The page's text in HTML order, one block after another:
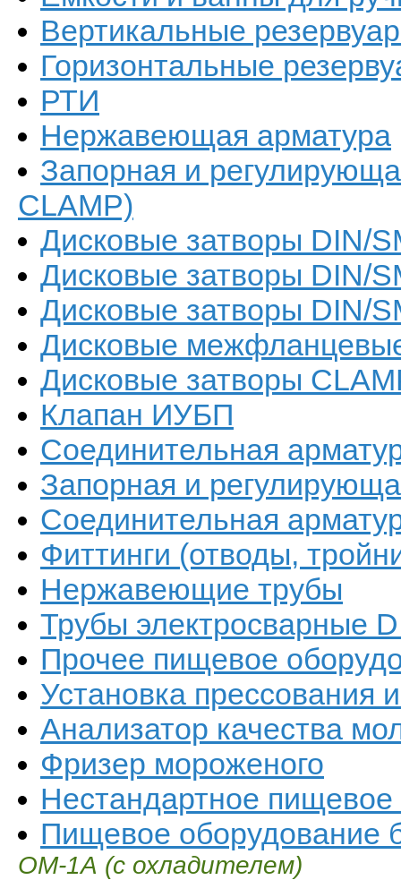
Вертикальные
Горизонтальные
РТИ
Нержавеющая арматура
Запорная и
CLAMP)
Дисковые затворы DIN/
Дисковые затворы DIN/
Дисковые затворы DIN/
Дисковые
Дисковые затворы
Клапан ИУБП
Соединительная
Запорная и
Соединительная
Фиттинги (отводы,
Нержавеющие трубы
Трубы электросварные
Прочее пищевое
Установка прессования
Анализатор качества
Фризер мороженого
Нестандартное
Пищевое оборудование
ОМ-1А (с охладителем)